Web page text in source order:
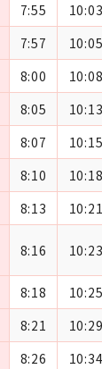
7:55 10:03
7:57 10:05
8:00 10:08
8:05 10:13
8:07 10:15
8:10 10:18
8:13 10:21
8:16 10:23
8:18 10:25
8:21 10:29
8:26 10:34